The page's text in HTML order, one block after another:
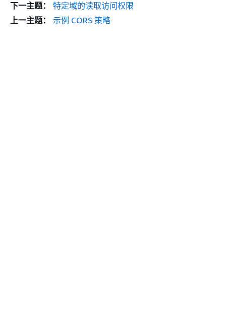
下一主题：
特定域的读取访问权限
上一主题：
示例 CORS 策略